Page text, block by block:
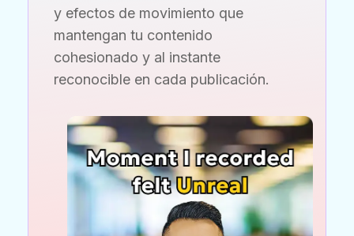
y efectos de movimiento que
mantengan tu contenido
cohesionado y al instante
reconocible en cada publicación.